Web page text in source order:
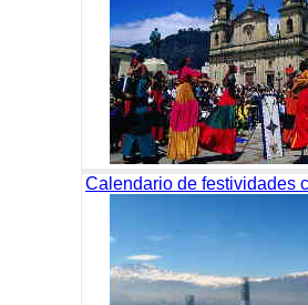
Calendario de festividades